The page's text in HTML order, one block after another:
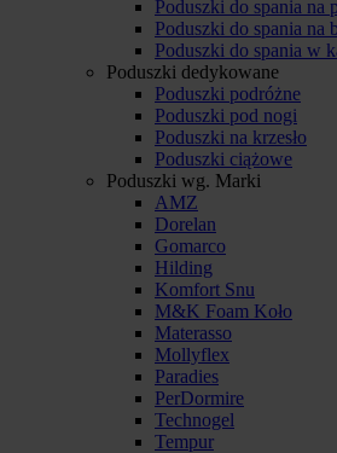
Poduszki do spania na
Poduszki do spania na
Poduszki do spania w
Poduszki dedykowane
Poduszki podróżne
Poduszki pod nogi
Poduszki na krzesło
Poduszki ciążowe
Poduszki wg. Marki
AMZ
Dorelan
Gomarco
Hilding
Komfort Snu
M&K Foam Koło
Materasso
Mollyflex
Paradies
PerDormire
Technogel
Tempur